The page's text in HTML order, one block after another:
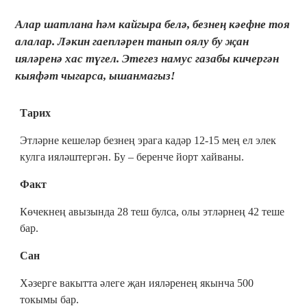
Алар шатлана һәм кайгыра белә, безнең кәефне тоя
алалар. Ләкин гаепләрен танып оялу бу җан
ияләренә хас түгел. Этегез намус газабы кичергән
кыяфәт чыгарса, ышанмагыз!
Тарих
Этләрне кешеләр безнең эрага кадәр 12-15 мең ел элек
кулга ияләштергән. Бу – беренче йорт хайваны.
Факт
Көчекнең авызында 28 теш булса, олы этләрнең 42 теше
бар.
Сан
Хәзерге вакытта әлеге җан ияләренең якынча 500
токымы бар.